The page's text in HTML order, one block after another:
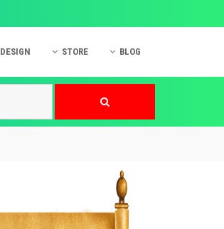
DESIGN
Hỏi đáp Website
STORE BLOG